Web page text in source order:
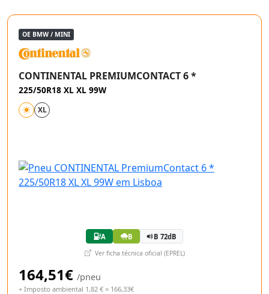
OE BMW / MINI
CONTINENTAL PREMIUMCONTACT 6 *
225/50R18 XL XL 99W
XL
A B B 72dB
Ver ficha técnica oficial (EPREL)
164,51€ /pneu
+ Imposto ambiental 1,82 € = 166,33€